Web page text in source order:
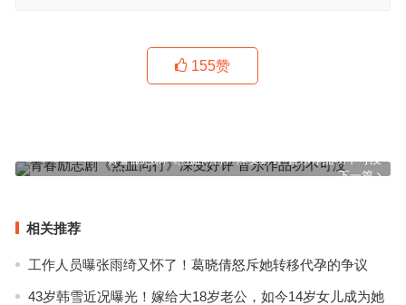
155赞
下一篇
青春励志剧《热血同行》深受好评 音乐作品功不可没
相关推荐
工作人员曝张雨绮又怀了！葛晓倩怒斥她转移代孕的争议
43岁韩雪近况曝光！嫁给大18岁老公，如今14岁女儿成为她